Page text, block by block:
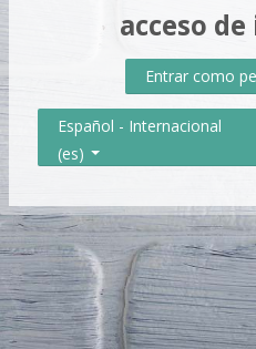
acceso
Entrar como
Español - Internacional
‎(es)‎